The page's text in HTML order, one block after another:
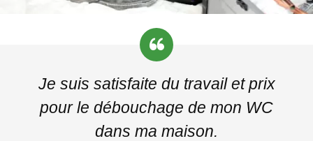
Je suis satisfaite du travail et prix
pour le débouchage de mon WC
dans ma maison.